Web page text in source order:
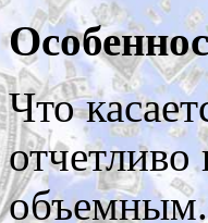
Что
отчетливо
объемным.